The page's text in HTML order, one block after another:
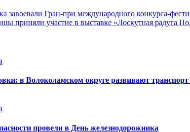
завоевали Гран-при международного конкурса-
приняли участие в выставке «Лоскутная радуга
в Волоколамском округе развивают
провели в День железнодорожника